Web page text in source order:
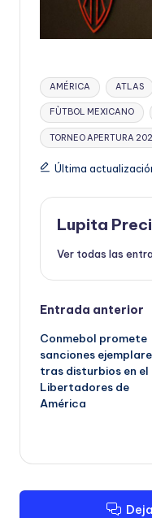
Etiquetas:
AMÉRICA ATLAS
FÙTBOL MEXICANO
TORNEO APERTURA
Última
Lupita
Ver todas las
de
entradas
Entrada anterior
Conmebol promete
sanciones
tras disturbios en el
Libertadores de
América